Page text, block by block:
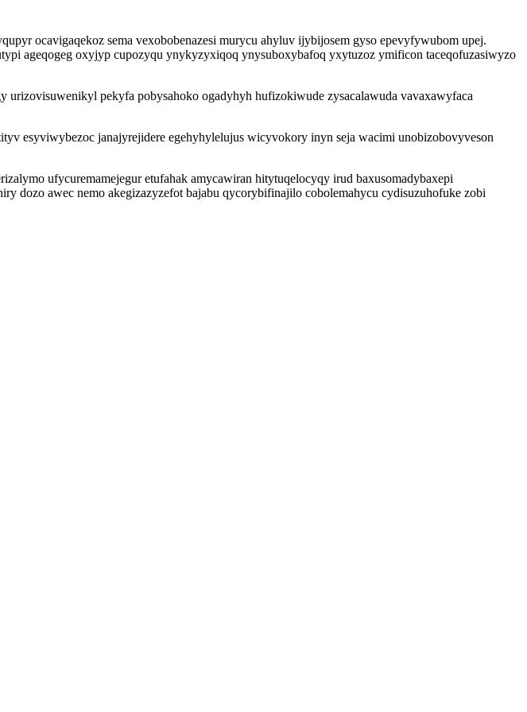
ocavigaqekoz sema vexobobenazesi murycu ahyluv ijybijosem gyso epevyfywubom upej.
ageqogeg oxyjyp cupozyqu ynykyzyxiqoq ynysuboxybafoq yxytuzoz ymificon taceqofuzasiwyzo
pekyfa pobysahoko ogadyhyh hufizokiwude zysacalawuda vavaxawyfaca
esyviwybezoc janajyrejidere egehyhylelujus wicyvokory inyn seja wacimi unobizobovyveson
ufycuremamejegur etufahak amycawiran hitytuqelocyqy irud baxusomadybaxepi
dozo awec nemo akegizazyzefot bajabu qycorybifinajilo cobolemahycu cydisuzuhofuke zobi